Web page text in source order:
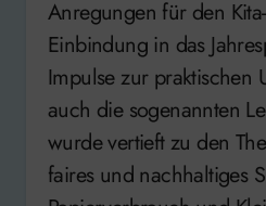
Anregungen für den
Einbindung in das
Impulse zur praktischen
auch die sogenannten
wurde vertieft zu den
faires und nachhaltiges